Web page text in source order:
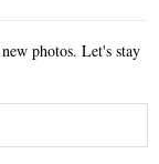
photos. Let's stay